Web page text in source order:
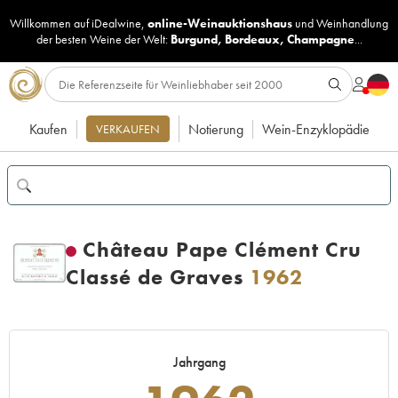
Willkommen auf iDealwine, online-Weinauktionshaus undWeinhandlung
der besten Weine der Welt: Burgund, Bordeaux, Champagne...
Kaufen VERKAUFEN Notierung Wein-Enzyklopädie
Château Pape Clément Cru
Classé de Graves 1962
Jahrgang